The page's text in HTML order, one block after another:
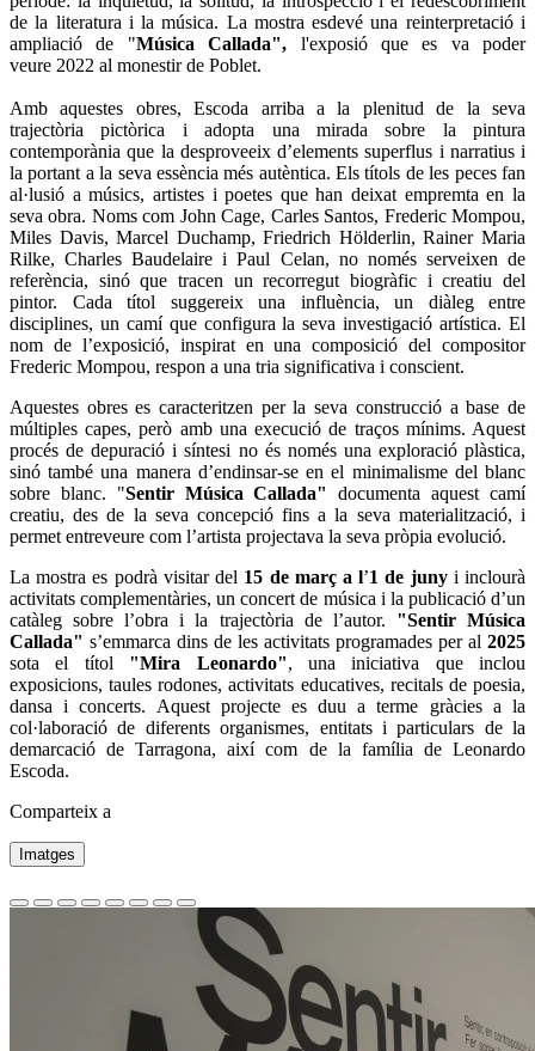
de la literatura i la música. La mostra esdevé una reinterpretació i
ampliació de "Música Callada", l'exposió que es va poder
veure 2022 al monestir de Poblet.
Amb aquestes obres, Escoda arriba a la plenitud de la seva
trajectòria pictòrica i adopta una mirada sobre la pintura
contemporània que la desproveeix d’elements superflus i narratius i
la portant a la seva essència més autèntica. Els títols de les peces fan
al·lusió a músics, artistes i poetes que han deixat empremta en la
seva obra. Noms com John Cage, Carles Santos, Frederic Mompou,
Miles Davis, Marcel Duchamp, Friedrich Hölderlin, Rainer Maria
Rilke, Charles Baudelaire i Paul Celan, no només serveixen de
referència, sinó que tracen un recorregut biogràfic i creatiu del
pintor. Cada títol suggereix una influència, un diàleg entre
disciplines, un camí que configura la seva investigació artística. El
nom de l’exposició, inspirat en una composició del compositor
Frederic Mompou, respon a una tria significativa i conscient.
Aquestes obres es caracteritzen per la seva construcció a base de
múltiples capes, però amb una execució de traços mínims. Aquest
procés de depuració i síntesi no és només una exploració plàstica,
sinó també una manera d’endinsar-se en el minimalisme del blanc
sobre blanc. "Sentir Música Callada"
documenta aquest camí
creatiu, des de la seva concepció fins a la seva materialització, i
permet entreveure com l’artista projectava la seva pròpia evolució.
La mostra es podrà visitar del 15 de març a l’1 de junyi inclourà
activitats complementàries, un concert de música i la publicació d’un
catàleg sobre l’obra i la trajectòria de l’autor. "Sentir Música
Callada" s’emmarca dins de les activitats programades per al 2025
sota el títol "Mira Leonardo", una iniciativa que inclou
exposicions, taules rodones, activitats educatives, recitals de poesia,
dansa i concerts. Aquest projecte es duu a terme gràcies a la
col·laboració de diferents organismes, entitats i particulars de la
demarcació de Tarragona, així com de la família de Leonardo
Escoda.
Comparteix a
Imatges